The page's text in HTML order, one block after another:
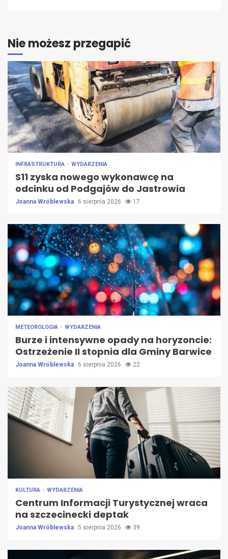
Nie możesz przegapić
INFRASTRUKTURA WYDARZENIA
S11 zyska nowego wykonawcę na
odcinku od Podgajów do Jastrowia
Joanna Wróblewska 6 sierpnia 2026 17
METEOROLOGIA WYDARZENIA
Burze i intensywne opady na horyzoncie:
Ostrzeżenie II stopnia dla Gminy Barwice
Joanna Wróblewska 6 sierpnia 2026 22
KULTURA WYDARZENIA
Centrum Informacji Turystycznej wraca
na szczecinecki deptak
Joanna Wróblewska 5 sierpnia 2026 39